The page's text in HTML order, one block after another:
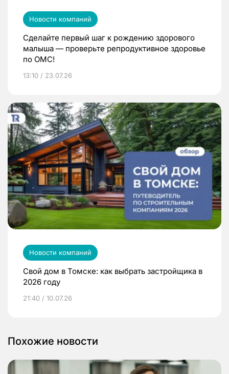
Новости компаний
Сделайте первый шаг к рождению здорового
малыша — проверьте репродуктивное здоровье
по ОМС!
13:10 / 23.07.26
Новости компаний
Свой дом в Томске: как выбрать застройщика в
2026 году
21:40 / 10.07.26
Похожие новости